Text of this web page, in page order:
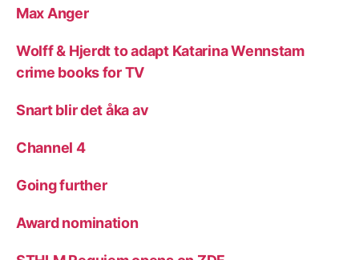
Max Anger
Wolff & Hjerdt to adapt Katarina Wennstam
crime books for TV
Snart blir det åka av
Channel 4
Going further
Award nomination